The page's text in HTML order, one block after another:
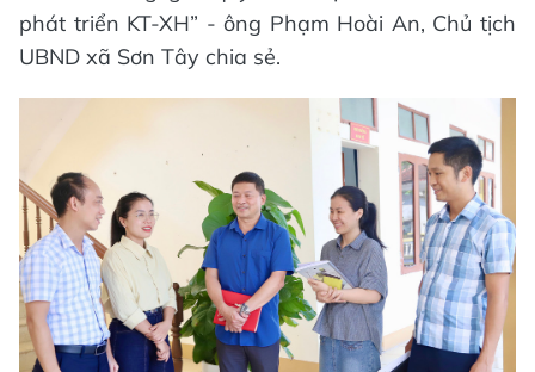
phát triển KT-XH” - ông Phạm Hoài An, Chủ tịch
UBND xã Sơn Tây chia sẻ.